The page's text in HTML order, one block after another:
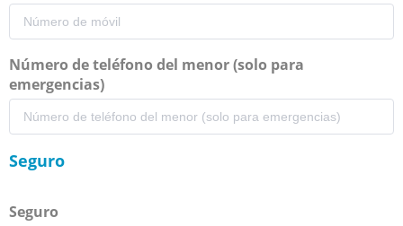
Número de teléfono del menor (solo para
emergencias)
Seguro
Seguro